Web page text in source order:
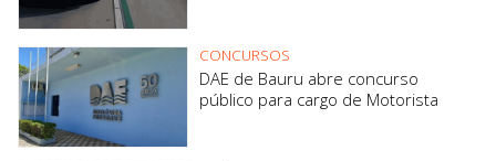
CONCURSOS
DAE de Bauru abre concurso
público para cargo de Motorista